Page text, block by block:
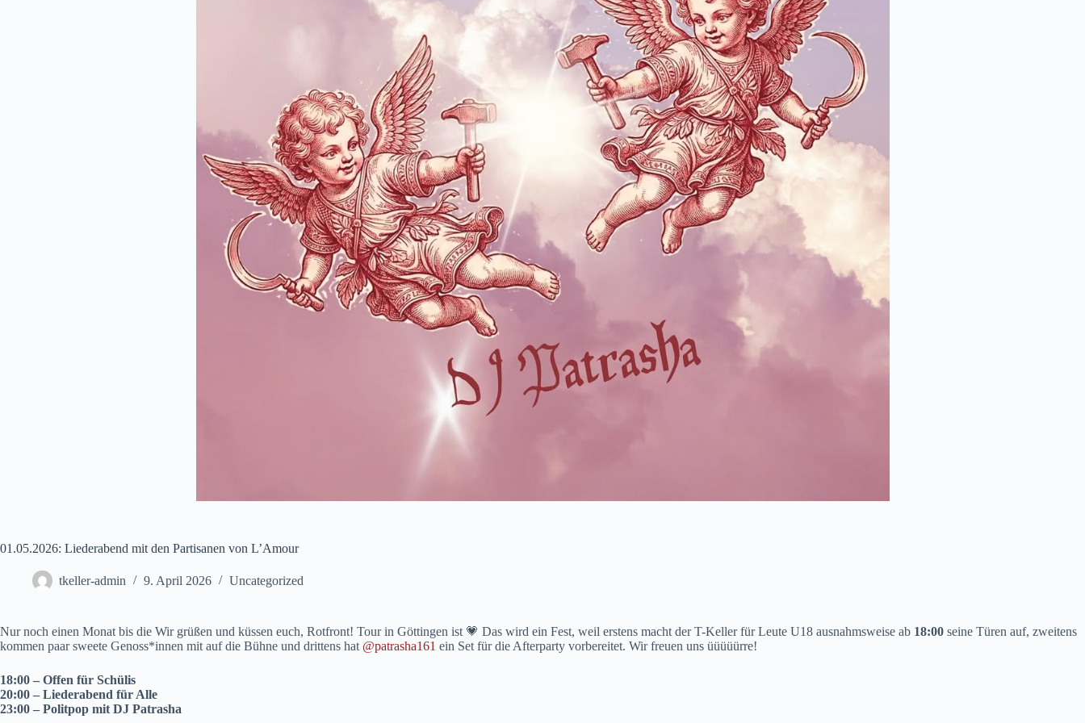
01.05.2026: Liederabend mit den Partisanen von L’Amour
tkeller-admin 9. April 2026 Uncategorized
Nur noch einen Monat bis die Wir grüßen und küssen euch, Rotfront! Tour in Göttingen ist 💗 Das wird ein Fest, weil erstens macht der T-Keller für Leute U18 ausnahmsweise ab 18:00 seine Türen auf, zweitens
kommen paar sweete Genoss*innen mit auf die Bühne und drittens hat @patrasha161 ein Set für die Afterparty vorbereitet. Wir freuen uns üüüüürre!
18:00 – Offen für Schülis
20:00 – Liederabend für Alle
23:00 – Politpop mit DJ Patrasha